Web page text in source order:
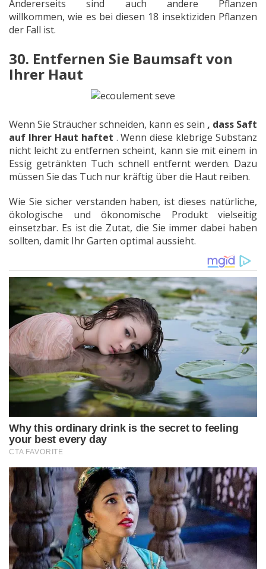
Andererseits sind auch andere Pflanzen
willkommen, wie es bei diesen 18 insektiziden Pflanzen
der Fall ist.
30. Entfernen Sie Baumsaft von
Ihrer Haut
Wenn Sie Sträucher schneiden, kann es sein , dass Saft
auf Ihrer Haut haftet . Wenn diese klebrige Substanz
nicht leicht zu entfernen scheint, kann sie mit einem in
Essig getränkten Tuch schnell entfernt werden. Dazu
müssen Sie das Tuch nur kräftig über die Haut reiben.
Wie Sie sicher verstanden haben, ist dieses natürliche,
ökologische und ökonomische Produkt vielseitig
einsetzbar. Es ist die Zutat, die Sie immer dabei haben
sollten, damit Ihr Garten optimal aussieht.